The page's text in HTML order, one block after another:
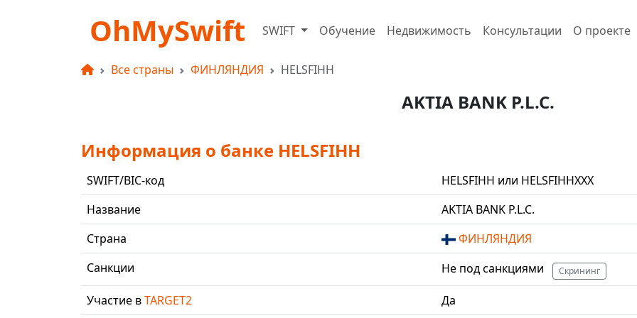
OhMySwift SWIFT Обучение Недвижимость Консультации О проекте
Все страны ФИНЛЯНДИЯ HELSFIHH
AKTIA BANK P.L.C.
Информация о банке HELSFIHH
SWIFT/BIC-код
HELSFIHH или HELSFIHHXXX
Название
AKTIA BANK P.L.C.
Страна
ФИНЛЯНДИЯ
Санкции
Не под санкциями Скрининг
Участие вTARGET2 Да